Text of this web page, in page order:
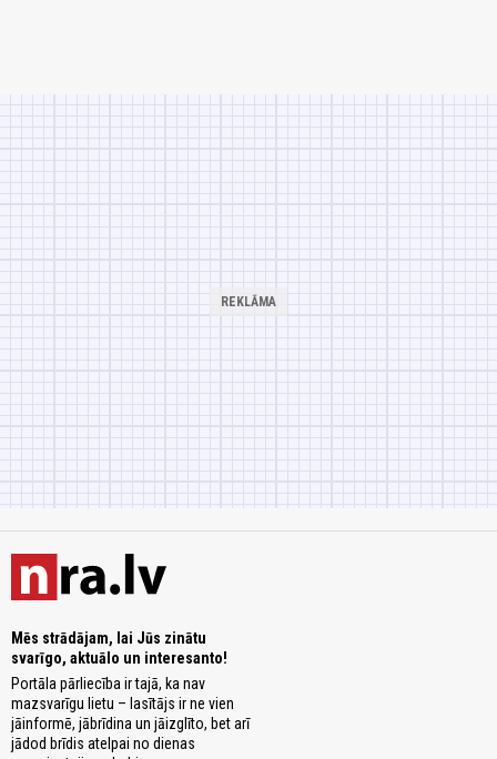
Mēs strādājam, lai Jūs zinātu
svarīgo, aktuālo un interesanto!
Portāla pārliecība ir tajā, ka nav
mazsvarīgu lietu – lasītājs ir ne vien
jāinformē, jābrīdina un jāizglīto, bet arī
jādod brīdis atelpai no dienas